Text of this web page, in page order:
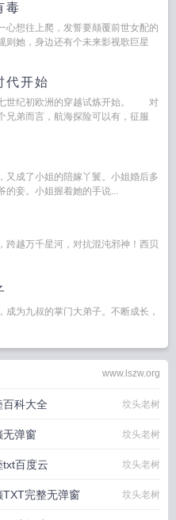
毒
心想往上爬，发誓要颠覆前世女配的
则她，身边还有个未来影视歌巨星
代开始
世纪初欧洲的穿越试炼开始。 对
兄弟而言，航海探险可以有，征服
又成了小姐的陪嫁丫鬟。小姐婚后多
的妾。小姐握着她的手说...
跨越万千星河，对抗混沌邪神！西贝
成为九叔的掌门大弟子。不断成长，
www.lszw.org
科大全 坟头老树
无弹窗 坟头老树
百度云 坟头老树
TXT完整无弹窗 坟头老树